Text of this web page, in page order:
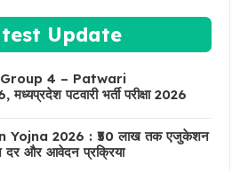
Update
4 – Patwari
पटवारी भर्ती परीक्षा 2026
2026 : ₹50 लाख तक एजुकेशन
दर और आवेदन प्रक्रिया